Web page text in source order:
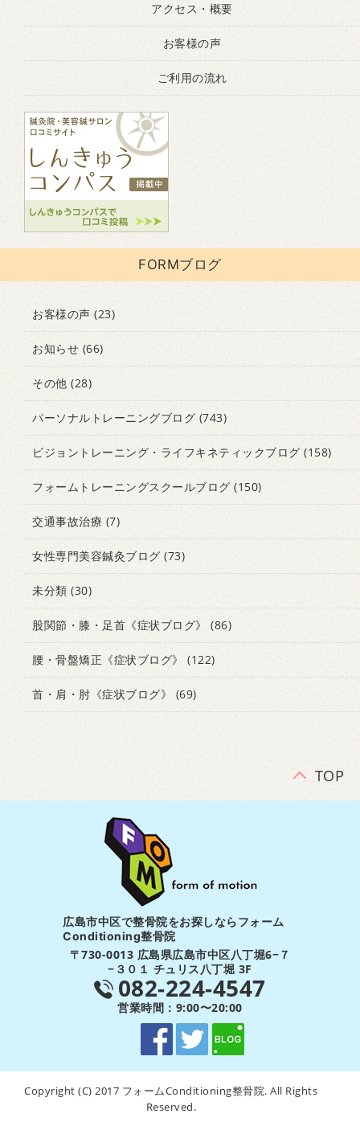
アクセス・概要
お客様の声
ご利用の流れ
FORMブログ
お客様の声 (23)
お知らせ (66)
その他 (28)
パーソナルトレーニングブログ (743)
ビジョントレーニング・ライフキネティックブログ (158)
フォームトレーニングスクールブログ (150)
交通事故治療 (7)
女性専門美容鍼灸ブログ (73)
未分類 (30)
股関節・膝・足首《症状ブログ》 (86)
腰・骨盤矯正《症状ブログ》 (122)
首・肩・肘《症状ブログ》 (69)
TOP
広島市中区で整骨院をお探しならフォーム
Conditioning整骨院
〒730-0013 広島県広島市中区八丁堀6−７
−３０１ チュリス八丁堀 3F
082-224-4547
営業時間：9:00〜20:00
Copyright (C) 2017 フォームConditioning整骨院. All Rights
Reserved.